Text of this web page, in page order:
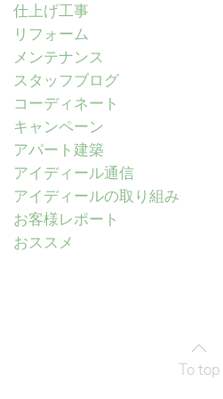
仕上げ工事
リフォーム
メンテナンス
スタッフブログ
コーディネート
キャンペーン
アパート建築
アイディール通信
アイディールの取り組み
お客様レポート
おススメ
To top